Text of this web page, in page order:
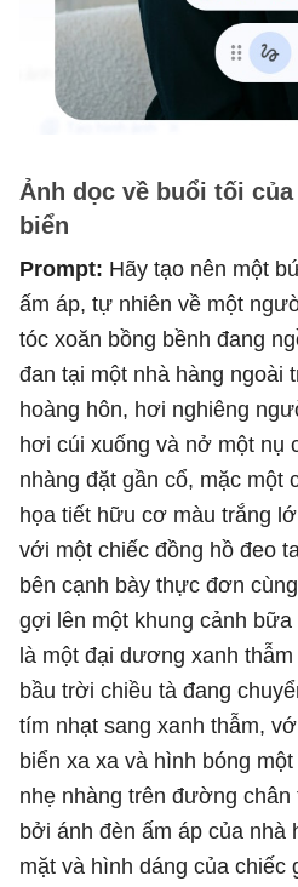
Ảnh dọc về buổi tối
biển
Prompt: Hãy tạo nên một
ấm áp, tự nhiên về một
tóc xoăn bồng bềnh đang
đan tại một nhà hàng ngoài
hoàng hôn, hơi nghiêng
hơi cúi xuống và nở một nụ
nhàng đặt gần cổ, mặc một
họa tiết hữu cơ màu trắng
với một chiếc đồng hồ đeo
bên cạnh bày thực đơn
gợi lên một khung cảnh
là một đại dương xanh
bầu trời chiều tà đang
tím nhạt sang xanh thẫm,
biển xa xa và hình bóng
nhẹ nhàng trên đường
bởi ánh đèn ấm áp của nhà
mặt và hình dáng của chiếc